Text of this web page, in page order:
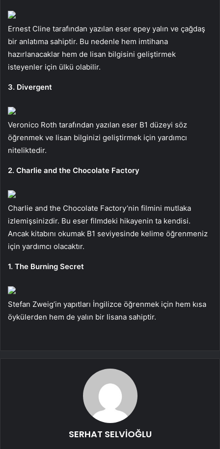
Ernest Cline tarafından yazılan eser epey yalın ve çağdaş
bir anlatıma sahiptir. Bu nedenle hem imtihana
hazırlanacaklar hem de lisan bilgisini geliştirmek
isteyenler için ülkü olabilir.
3. Divergent
Veronico Roth tarafından yazılan eser B1 düzeyi söz
öğrenmek ve lisan bilginizi geliştirmek için yardımcı
niteliktedir.
2. Charlie and the Chocolate Factory
Charlie and the Chocolate Factory’nin filmini mutlaka
izlemişsinizdir. Bu eser filmdeki hikayenin ta kendisi.
Ancak kitabını okumak B1 seviyesinde kelime öğrenmeniz
için yardımcı olacaktır.
1. The Burning Secret
Stefan Zweig’in yapıtları İngilizce öğrenmek için hem kısa
öykülerden hem de yalın bir lisana sahiptir.
SERHAT SELVİOĞLU